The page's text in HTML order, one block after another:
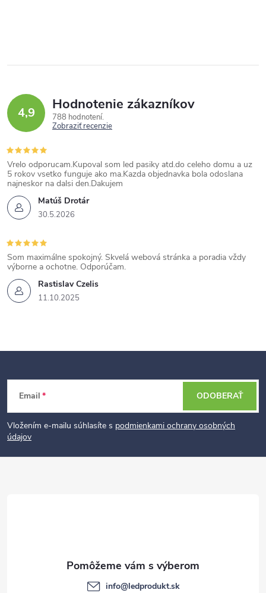
4,9 Hodnotenie zákazníkov
788 hodnotení
Zobraziť recenzie
Matúš Drotár
30.5.2026
Vrelo odporucam.Kupoval som led pasiky atd.do celeho domu a uz
5 rokov vsetko funguje ako ma.Kazda objednavka bola odoslana
najneskor na dalsi den.Dakujem
Rastislav Czelis
11.10.2025
Som maximálne spokojný. Skvelá webová stránka a poradia vždy
výborne a ochotne. Odporúčam.
t
Email
Vložením e-mailu súhlasíte s podmienkami ochrany osobných
údajov
ODOBERAŤ
info@ledprodukt.sk